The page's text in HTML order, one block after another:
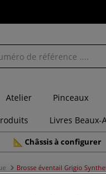
Atelier Pinceaux
Livres Beaux-
Châssis à configurer
Brosse éventail Grigio